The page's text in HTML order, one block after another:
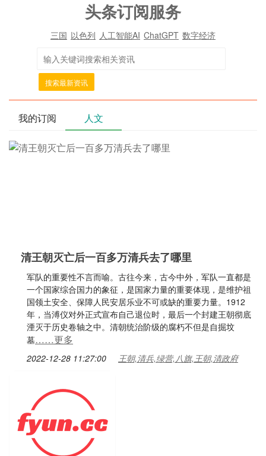
头条订阅服务
三国 以色列 人工智能AI ChatGPT 数字经济
搜索最新资讯
我的订阅 人文
清王朝灭亡后一百多万清兵去了哪里
军队的重要性不言而喻。古往今来，古今中外，军队一直都是
一个国家综合国力的象征，是国家力量的重要体现，是维护祖
国领土安全、保障人民安居乐业不可或缺的重要力量。1912
年，当溥仪对外正式宣布自己退位时，最后一个封建王朝彻底
湮灭于历史卷轴之中。清朝统治阶级的腐朽不但是自掘坟
墓……更多
2022-12-28 11:27:00 王朝,清兵,绿营,八旗,王朝,清政府